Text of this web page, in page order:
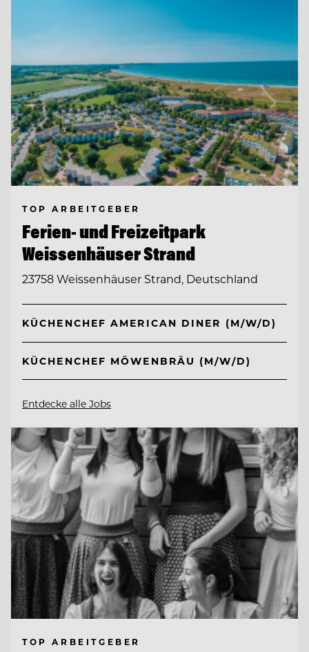
TOP ARBEITGEBER
Ferien- und Freizeitpark
Weissenhäuser Strand
23758 Weissenhäuser Strand, Deutschland
KÜCHENCHEF AMERICAN DINER (M/W/D)
KÜCHENCHEF MÖWENBRÄU (M/W/D)
Entdecke alle Jobs
TOP ARBEITGEBER